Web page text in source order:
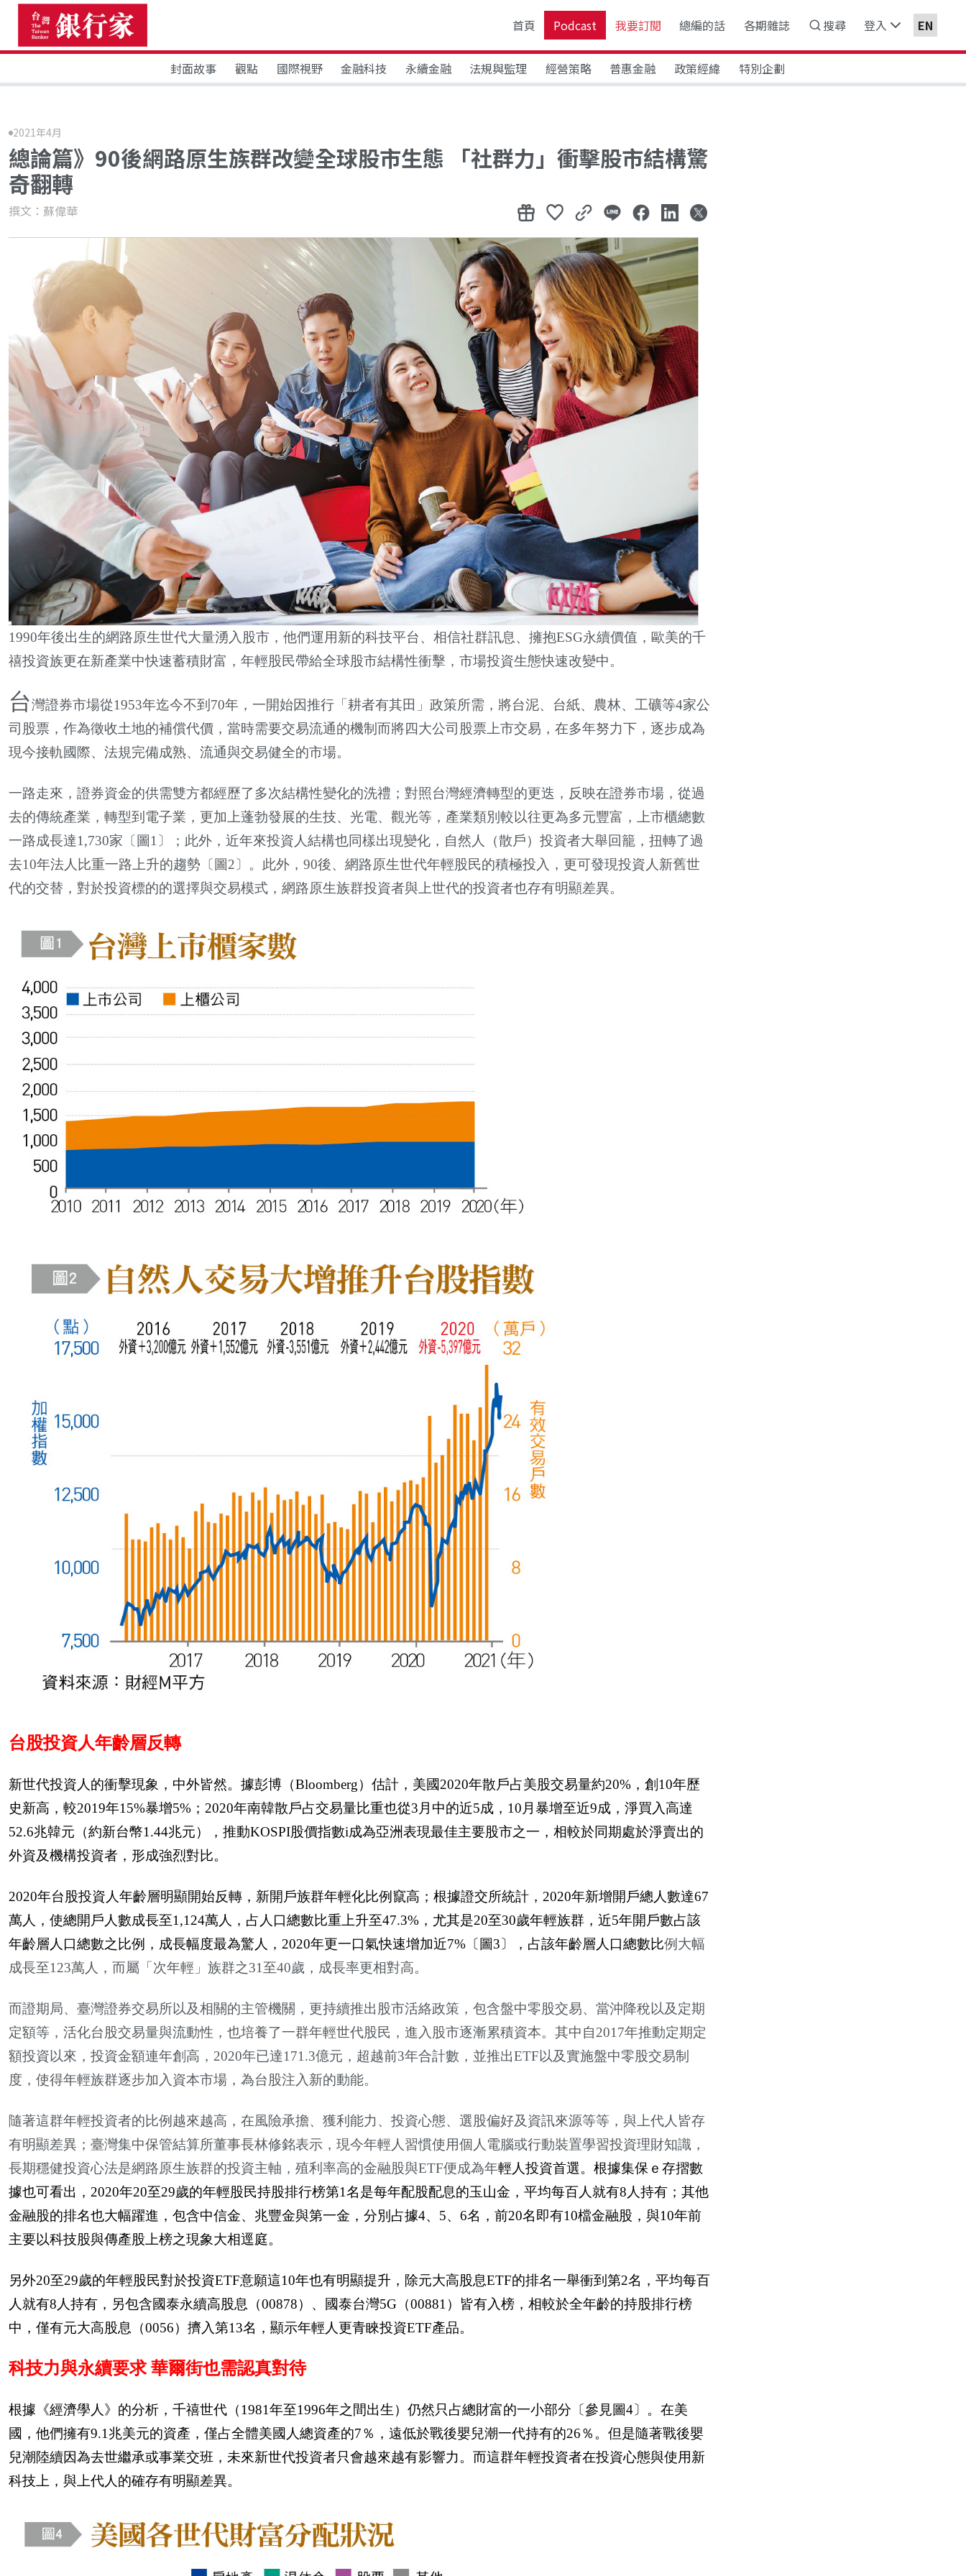
首頁 Podcast 我要訂閱 總編的話 各期雜誌 搜尋 登入 EN
封面故事 觀點 國際視野 金融科技 永續金融 法規與監理 經營策略 普惠金融 政策經緯 特別企劃
2021年4月
總論篇》90後網路原生族群改變全球股市生態 「社群力」衝擊股市結構驚
奇翻轉
撰文：蘇偉華
1990年後出生的網路原生世代大量湧入股市，他們運用新的科技平台、相信社群訊息、擁抱ESG永續價值，歐美的千
禧投資族更在新產業中快速蓄積財富，年輕股民帶給全球股市結構性衝擊，市場投資生態快速改變中。
台灣證券市場從1953年迄今不到 70年，一開始因推行「耕者有其田」政策所需，將台泥、台紙、農林、工礦等4家公
司股票，作為徵收土地的補償代價，當時需要交易流通的機制而將四大公司股票上市交易，在多年努力下，逐步成為
現今接軌國際、法規完備成熟、流通與交易健全的市場。
一路走來，證券資金的供需雙方都經歷了多次結構性變化的洗禮；對照台灣經濟轉型的更迭，反映在證券市場，從過
去的傳統產業，轉型到電子業，更加上蓬勃發展的生技、光電、觀光等，產業類別較以往更為多元豐富，上市櫃總數
一路成長達1,730家〔圖1 〕；此外，近年來投資人結構也同樣出現變化，自然人（散戶）投資者大舉回籠，扭轉了過
去10年法人比重一路上升的趨勢〔圖2 〕。此外， 90後、網路原生世代年輕股民的積極投入，更可發現投資人新舊世
代的交替，對於投資標的的選擇與交易模式，網路原生族群投資者與上世代的投資者也存有明顯差異。
台股投資人年齡層反轉
新世代投資人的衝擊現象，中外皆然。據彭博（Bloomberg）估計，美國2020年散戶占美股交易量約20% ，創 10年歷
史新高，較2019年15%暴增5% ； 2020年南韓散戶占交易量比重也從3 月中的近5成， 10 月暴增至近9成，淨買入高達
52.6兆韓元（約新台幣1.44兆元），推動KOSPI股價指數i成為亞洲表現最佳主要股市之一，相較於同期處於淨賣出的
外資及機構投資者，形成強烈對比。
2020年台股投資人年齡層明顯開始反轉，新開戶族群年輕化比例竄高；根據證交所統計， 2020年新增開戶總人數達67
萬人，使總開戶人數成長至1,124萬人，占人口總數比重上升至47.3% ，尤其是20至30歲年輕族群，近5年開戶數占該
年齡層人口總數之比例，成長幅度最為驚人， 2020年更一口氣快速增加近7% 〔圖3〕，占該年齡層人口總數比例大幅
成長至123萬人，而屬「次年輕」族群之31至40歲，成長率更相對高。
而證期局、臺灣證券交易所以及相關的主管機關，更持續推出股市活絡政策，包含盤中零股交易、當沖降稅以及定期
定額等，活化台股交易量與流動性，也培養了一群年輕世代股民，進入股市逐漸累積資本。其中自2017年推動定期定
額投資以來，投資金額連年創高， 2020年已達171.3億元，超越前3年合計數，並推出ETF以及實施盤中零股交易制
度，使得年輕族群逐步加入資本市場，為台股注入新的動能。
隨著這群年輕投資者的比例越來越高，在風險承擔、獲利能力、投資心態、選股偏好及資訊來源等等，與上代人皆存
有明顯差異；臺灣集中保管結算所董事長林修銘表示，現今年輕人習慣使用個人電腦或行動裝置學習投資理財知識，
長期穩健投資心法是網路原生族群的投資主軸，殖利率高的金融股與ETF便成為年輕人投資首選。根據集保ｅ存摺數
據也可看出， 2020年20至29歲的年輕股民持股排行榜第1名是每年配股配息的玉山金，平均每百人就有8 人持有；其他
金融股的排名也大幅躍進，包含中信金、兆豐金與第一金，分別占據4、 5、 6名，前20名即有10檔金融股，與10年前
主要以科技股與傳產股上榜之現象大相逕庭。
另外20至29歲的年輕股民對於投資ETF意願這10年也有明顯提升，除元大高股息ETF的排名一舉衝到第2名，平均每百
人就有8 人持有，另包含國泰永續高股息（00878）、國泰台灣5G （00881 ）皆有入榜，相較於全年齡的持股排行榜
中，僅有元大高股息（0056）擠入第13名，顯示年輕人更青睞投資ETF產品。
科技力與永續要求 華爾街也需認真對待
根據《經濟學人》的分析，千禧世代（1981年至1996年之間出生）仍然只占總財富的一小部分〔參見圖4〕。在美
國，他們擁有9.1 兆美元的資產，僅占全體美國人總資產的7％，遠低於戰後嬰兒潮一代持有的26％。但是隨著戰後嬰
兒潮陸續因為去世繼承或事業交班，未來新世代投資者只會越來越有影響力。而這群年輕投資者在投資心態與使用新
科技上，與上代人的確存有明顯差異。